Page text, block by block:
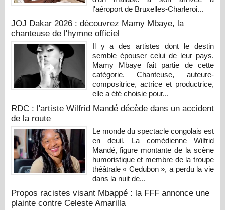
l'aéroport de Bruxelles-Charleroi...
JOJ Dakar 2026 : découvrez Mamy Mbaye, la
chanteuse de l'hymne officiel
Il y a des artistes dont le destin
semble épouser celui de leur pays.
Mamy Mbaye fait partie de cette
catégorie. Chanteuse, auteure-
compositrice, actrice et productrice,
elle a été choisie pour...
RDC : l'artiste Wilfrid Mandé décède dans un accident
de la route
Le monde du spectacle congolais est
en deuil. La comédienne Wilfrid
Mandé, figure montante de la scène
humoristique et membre de la troupe
théâtrale « Cedubon », a perdu la vie
dans la nuit de...
Propos racistes visant Mbappé : la FFF annonce une
plainte contre Celeste Amarilla